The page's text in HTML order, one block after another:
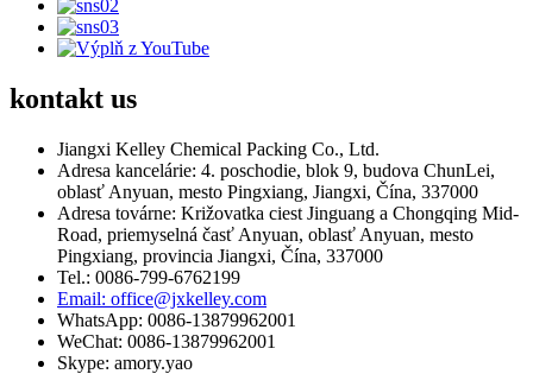
kontakt us
Jiangxi Kelley Chemical Packing Co., Ltd.
Adresa kancelárie: 4. poschodie, blok 9, budova ChunLei,
oblasť Anyuan, mesto Pingxiang, Jiangxi, Čína, 337000
Adresa továrne: Križovatka ciest Jinguang a Chongqing Mid-
Road, priemyselná časť Anyuan, oblasť Anyuan, mesto
Pingxiang, provincia Jiangxi, Čína, 337000
Tel.: 0086-799-6762199
Email: office@jxkelley.com
WhatsApp: 0086-13879962001
WeChat: 0086-13879962001
Skype: amory.yao